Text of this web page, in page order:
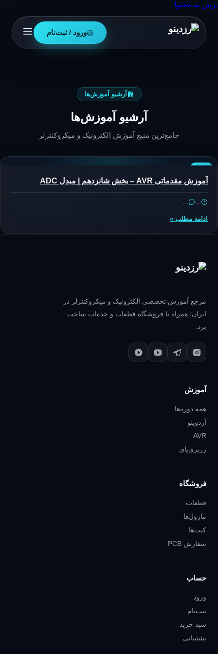
پرش به محتوا
ورود / ثبت‌نام
آرشیو آموزش‌ها
آرشیو آموزش‌ها
جامع‌ترین منبع آموزش الکترونیک و میکروکنترلر
آموزش مقدماتی AVR – بخش شانزدهم | مبدل ADC
…
…
ادامه مطلب »
مرجع آموزش تخصصی الکترونیک و میکروکنترلر در
ایران؛ همراه با فروشگاه قطعات و خدمات ساخت
برد.
آموزش
همه دوره‌ها
آردوینو
AVR
رزبری‌پای
فروشگاه
قطعات
ماژول‌ها
کیت‌ها
سفارش PCB
حساب
ورود
ثبت‌نام
سبد خرید
پشتیبانی